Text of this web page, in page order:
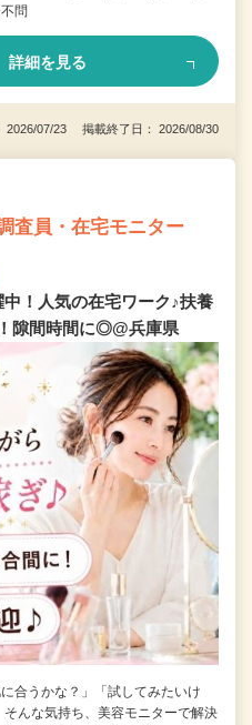
問
詳細を見る
2026/07/23 掲載終了日： 2026/08/30
査員・在宅モニター
！人気の在宅ワーク♪扶養
隙間時間に◎@兵庫県
合うかな？」「試してみたいけ
んな気持ち、美容モニターで解決